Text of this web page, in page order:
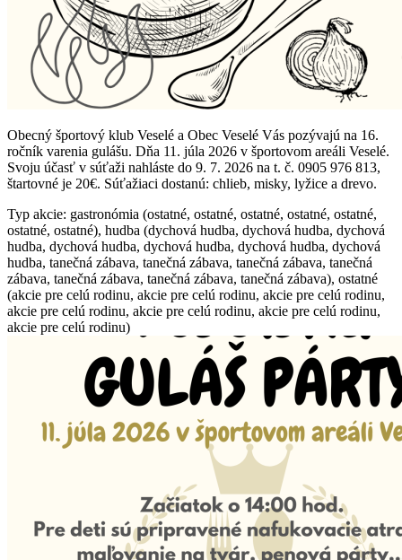
Obecný športový klub Veselé a Obec Veselé Vás pozývajú na 16.
ročník varenia gulášu. Dňa 11. júla 2026 v športovom areáli Veselé.
Svoju účasť v súťaži nahláste do 9. 7. 2026 na t. č. 0905 976 813,
štartovné je 20€. Súťažiaci dostanú: chlieb, misky, lyžice a drevo.
Typ akcie: gastronómia (ostatné, ostatné, ostatné, ostatné, ostatné,
ostatné, ostatné), hudba (dychová hudba, dychová hudba, dychová
hudba, dychová hudba, dychová hudba, dychová hudba, dychová
hudba, tanečná zábava, tanečná zábava, tanečná zábava, tanečná
zábava, tanečná zábava, tanečná zábava, tanečná zábava), ostatné
(akcie pre celú rodinu, akcie pre celú rodinu, akcie pre celú rodinu,
akcie pre celú rodinu, akcie pre celú rodinu, akcie pre celú rodinu,
akcie pre celú rodinu)